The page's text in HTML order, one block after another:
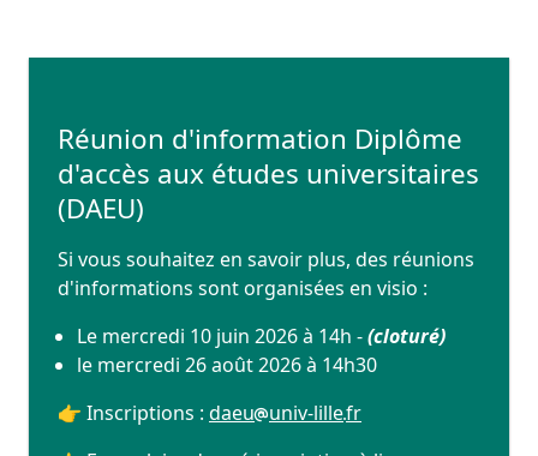
Réunion d'information Diplôme
d'accès aux études universitaires
(DAEU)
Si vous souhaitez en savoir plus, des réunions
d'informations sont organisées en visio :
Le mercredi 10 juin 2026 à 14h -(cloturé)
le mercredi 26 août 2026 à 14h30
👉 Inscriptions : daeu univ-lillefr